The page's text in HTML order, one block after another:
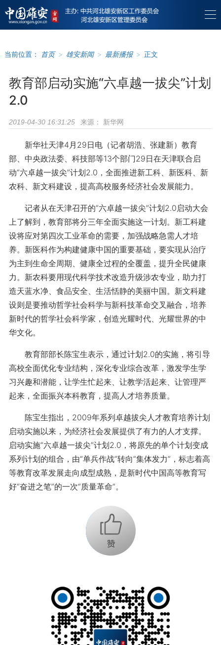
当前位置： 首页 > 雄安新闻 > 最新播报 > 正文
教育部启动实施“六卓越一拔尖”计划
2.0
2019-04-30 16:31:25 来源： 新华网
新华社天津4月29日电（记者胡浩、张建新）教育
部、中央政法委、科技部等13个部门29日在天津联合启
动“六卓越一拔尖”计划2.0，全面推进新工科、新医科、新
农科、新文科建设，提高高校服务经济社会发展能力。
记者从在天津召开的“六卓越一拔尖”计划2.0启动大会
上了解到，教育部将分三年全面实施这一计划。新工科建
设将应对第四次工业革命的需要，加强战略急需人才培
养。新医科作为构建健康中国的重要基础，要实现从治疗
为主到生命全周期、健康全过程的全覆盖，提升全民健康
力。新农科要用现代科学技术改造升级涉农专业，助力打
造天蓝水净、食品安全、生活恬静的美丽中国。新文科建
设则是要推动哲学社会科学与新科技革命交叉融合，培养
新时代的哲学社会科学家，创造光耀时代、光耀世界的中
华文化。
教育部部长陈宝生表示，通过计划2.0的实施，将引导
高校全面优化专业结构，深化专业综合改革，激发学生学
习兴趣和潜能，让学生忙起来、让教学活起来、让管理严
起来，全面振兴本科教育，提高人才培养质量。
陈宝生指出，2009年系列卓越拔尖人才教育培养计划
启动实施以来，为经济社会发展提供了有力的人才支撑。
启动实施“六卓越一拔尖”计划2.0，将原先的单个计划变成
系列计划的组合，由“单兵作战”转向“集体发力”，标志着高
等教育改革发展走向成型成熟，是新时代中国高等教育写
好“奋进之笔”的一次“质量革命”。
+1